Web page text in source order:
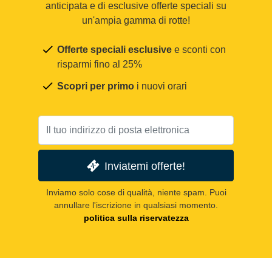
anticipata e di esclusive offerte speciali su
un'ampia gamma di rotte!
Offerte speciali esclusive e sconti con
risparmi fino al 25%
Scopri per primo i nuovi orari
Inviatemi offerte!
Inviamo solo cose di qualità, niente spam. Puoi
annullare l'iscrizione in qualsiasi momento.
politica sulla riservatezza